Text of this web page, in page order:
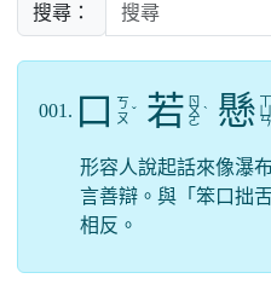
搜尋：
001. 口
ㄎ
ㄡ ˇ 若 ㄖ
ㄨ
ㄛ
ˋ 懸 ㄩ
ㄢ
形容人說起話來像瀑
言善辯。與「笨口拙
相反。